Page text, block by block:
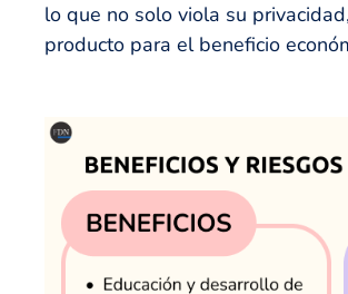
lo que no solo viola su
producto para el beneficio